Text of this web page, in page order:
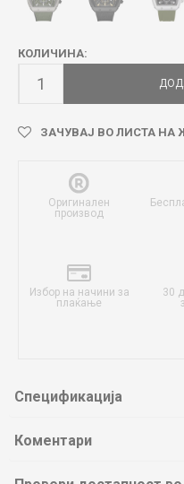
КОЛИЧИНА:
ЗАЧУВАЈ ВО ЛИСТА НА
Оригинален
производ
Избор на начини за
плаќање
30
Спецификација
Коментари